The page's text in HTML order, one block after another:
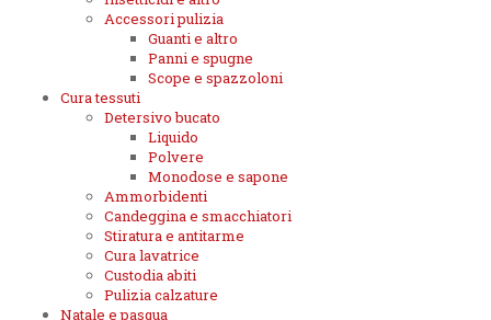
Accessori pulizia
Guanti e altro
Panni e spugne
Scope e spazzoloni
Cura tessuti
Detersivo bucato
Liquido
Polvere
Monodose e sapone
Ammorbidenti
Candeggina e smacchiatori
Stiratura e antitarme
Cura lavatrice
Custodia abiti
Pulizia calzature
Natale e pasqua